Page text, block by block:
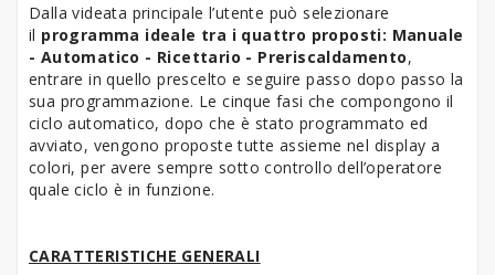
Dalla videata principale l’utente può selezionare
il programma ideale tra i quattro proposti: Manuale
- Automatico - Ricettario - Preriscaldamento,
entrare in quello prescelto e seguire passo dopo passo la
sua programmazione. Le cinque fasi che compongono il
ciclo automatico, dopo che è stato programmato ed
avviato, vengono proposte tutte assieme nel display a
colori, per avere sempre sotto controllo dell’operatore
quale ciclo è in funzione.
CARATTERISTICHE GENERALI